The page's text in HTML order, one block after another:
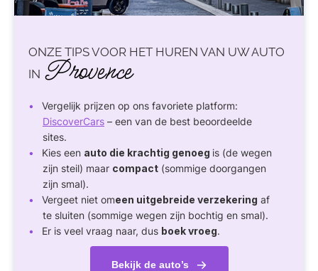
ONZE TIPS VOOR HET HUREN VAN UW AUTO
IN Provence
Vergelijk prijzen op ons favoriete platform:
DiscoverCars – een van de best beoordeelde
sites.
Kies een auto die krachtig genoeg is (de wegen
zijn steil) maar compact (sommige doorgangen
zijn smal).
Vergeet niet omeen uitgebreide verzekering af
te sluiten (sommige wegen zijn bochtig en smal).
Er is veel vraag naar, dus boek vroeg.
Bekijk de auto’s